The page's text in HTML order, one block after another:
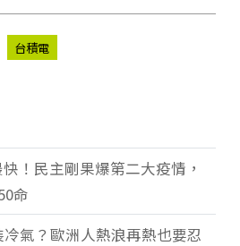
台積電
！民主剛果爆第二大疫情，
命
氣？歐洲人熱浪再熱也要忍